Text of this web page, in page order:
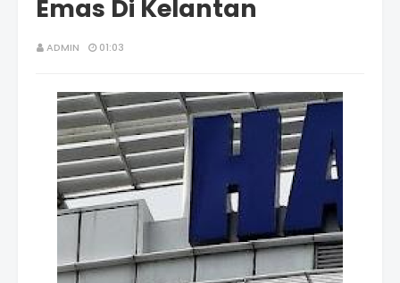
Emas Di Kelantan
ADMIN 01:03